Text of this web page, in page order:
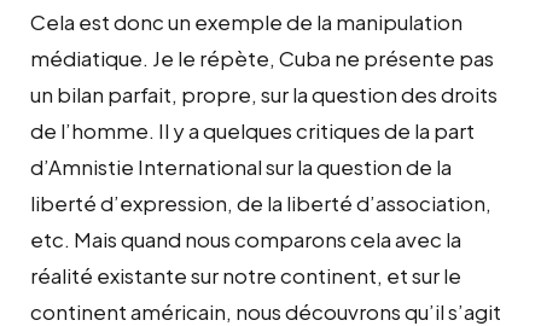
Cela est donc un exemple de la manipulation
médiatique. Je le répète, Cuba ne présente pas
un bilan parfait, propre, sur la question des droits
de l’homme. Il y a quelques critiques de la part
d’Amnistie International sur la question de la
liberté d’expression, de la liberté d’association,
etc. Mais quand nous comparons cela avec la
réalité existante sur notre continent, et sur le
continent américain, nous découvrons qu’il s’agit